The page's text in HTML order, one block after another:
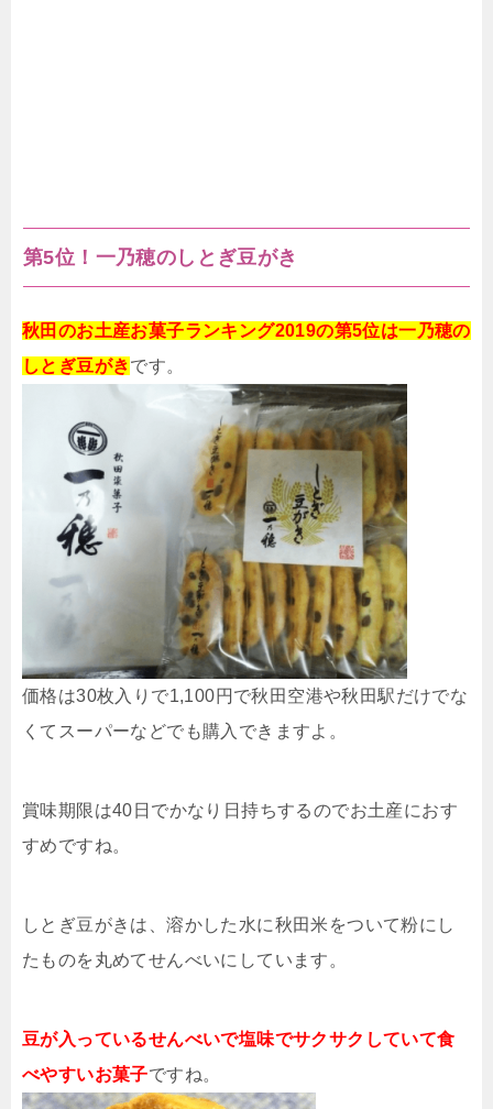
第5位！一乃穂のしとぎ豆がき
秋田のお土産お菓子ランキング2019の第5位は一乃穂の
しとぎ豆がきです。
価格は30枚入りで1,100円で秋田空港や秋田駅だけでな
くてスーパーなどでも購入できますよ。
賞味期限は40日でかなり日持ちするのでお土産におす
すめですね。
しとぎ豆がきは、溶かした水に秋田米をついて粉にし
たものを丸めてせんべいにしています。
豆が入っているせんべいで塩味でサクサクしていて食
べやすいお菓子ですね。